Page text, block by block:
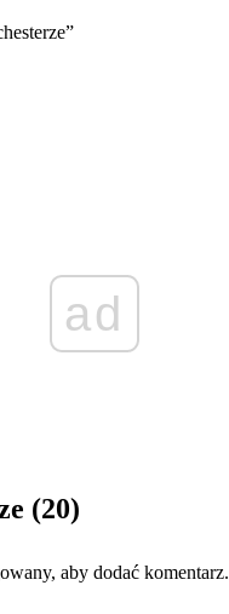
ad
(20)
aby dodać komentarz.